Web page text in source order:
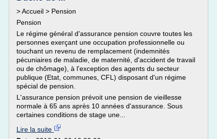
> Accueil > Pension
Pension
Le régime général d'assurance pension couvre toutes les
personnes exerçant une occupation professionnelle ou
touchant un revenu de remplacement (indemnités
pécuniaires de maladie, de maternité, d'accident de travail
ou de chômage), à l'exception des agents du secteur
publique (Etat, communes, CFL) disposant d'un régime
spécial de pension.
L'assurance pension prévoit une pension de vieillesse
normale à 65 ans après 10 années d'assurance. Sous
certaines conditions de stage une...
Lire la suite